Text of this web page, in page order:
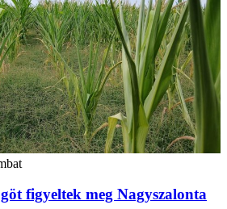
figyeltek meg Nagyszalonta